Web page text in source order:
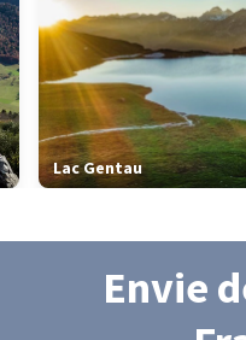
Lac Gentau
Envie